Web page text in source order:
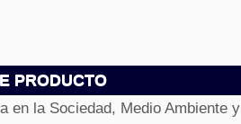
PRODUCTO
en la Sociedad, Medio Ambiente y